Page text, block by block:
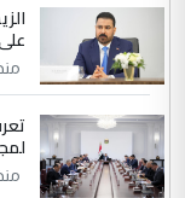
حيدر عاشور
التعليق :
دقيق
الموضوع :
الرافدين
منذ 5
منذ 5